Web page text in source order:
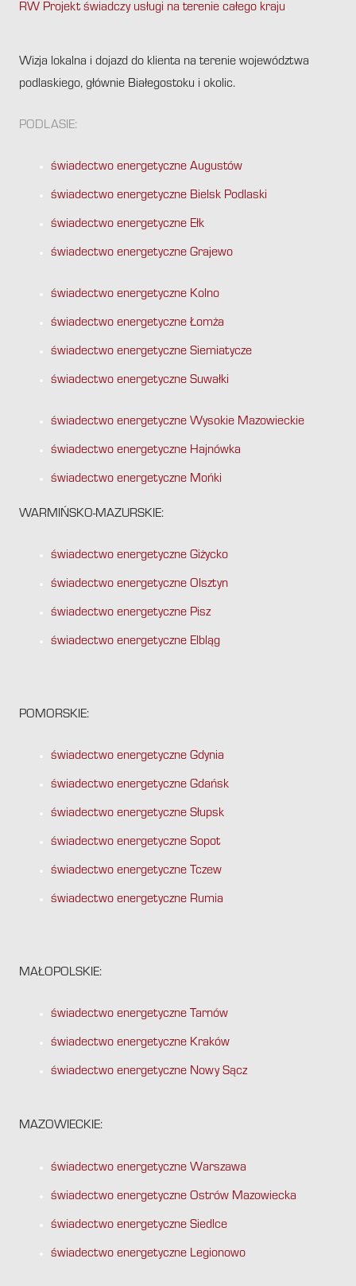
RW Projekt świadczy usługi na terenie całego kraju
Wizja lokalna i dojazd do klienta na terenie województwa
podlaskiego, głównie Białegostoku i okolic.
PODLASIE:
świadectwo energetyczne Augustów
świadectwo energetyczne Bielsk Podlaski
świadectwo energetyczne Ełk
świadectwo energetyczne Grajewo
świadectwo energetyczne Kolno
świadectwo energetyczne Łomża
świadectwo energetyczne Siemiatycze
świadectwo energetyczne Suwałki
świadectwo energetyczne Wysokie Mazowieckie
świadectwo energetyczne Hajnówka
świadectwo energetyczne Mońki
WARMIŃSKO-MAZURSKIE:
świadectwo energetyczne Giżycko
świadectwo energetyczne Olsztyn
świadectwo energetyczne Pisz
świadectwo energetyczne Elbląg
POMORSKIE:
świadectwo energetyczne Gdynia
świadectwo energetyczne Gdańsk
świadectwo energetyczne Słupsk
świadectwo energetyczne Sopot
świadectwo energetyczne Tczew
świadectwo energetyczne Rumia
MAŁOPOLSKIE:
świadectwo energetyczne Tarnów
świadectwo energetyczne Kraków
świadectwo energetyczne Nowy Sącz
MAZOWIECKIE:
świadectwo energetyczne Warszawa
świadectwo energetyczne Ostrów Mazowiecka
świadectwo energetyczne Siedlce
świadectwo energetyczne Legionowo